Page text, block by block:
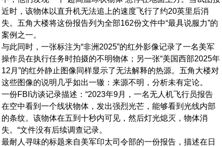
近时，该物体以直升机无法追上的速度飞行了约20英里后消
失。五角大楼将这份报告列为全部162份文件中“最具说服力”的
案例之一。
与此同时，一张标注为“非洲2025”的红外影像记录了一名美军
操作员在执行任务时拍摄的不明物体；另一张“美国西部2025年
12月”的红外静止图像同样显示了无法解释的热源。五角大楼对
这些图像的说明几乎如出一辙：来源不明，分析未有定论。
一份FBI访谈记录描述：“2023年9月，一名无人机飞行员报告
在空中看到一个线状物体，发出强烈光芒，能够看到光线内部
的条纹。该物体在五到十秒内可见，然后灯光熄灭，物体消
失。“文件没有后续调查记录。
最耐人寻味的标题来自美军印太司令部的一份报告，描述在日